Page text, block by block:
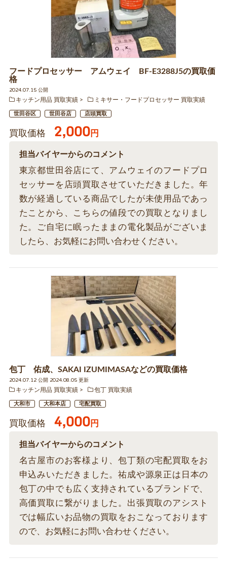
フードプロセッサー アムウェイ BF-E3288J5の買取価
格
2024.07.15 公開
キッチン用品 買取実績
ミキサー・フードプロセッサー 買取実績
世田谷区 世田谷店 店頭買取
買取価格 2,000円
担当バイヤーからのコメント
東京都世田谷店にて、アムウェイのフードプロ
セッサーを店頭買取させていただきました。年
数が経過している商品でしたが未使用品であっ
たことから、こちらの値段での買取となりまし
た。ご自宅に眠ったままの電化製品がございま
したら、お気軽にお問い合わせください。
包丁 佑成、SAKAI IZUMIMASAなどの買取価格
2024.07.12 公開 2024.08.05 更新
キッチン用品 買取実績
包丁 買取実績
大和市 大和本店 宅配買取
買取価格 4,000円
担当バイヤーからのコメント
名古屋市のお客様より、包丁類の宅配買取をお
申込みいただきました。祐成や源泉正は日本の
包丁の中でも広く支持されているブランドで、
高価買取に繋がりました。出張買取のアシスト
では幅広いお品物の買取をおこなっております
ので、お気軽にお問い合わせください。